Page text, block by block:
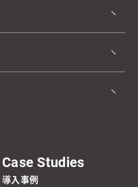
Case Studies
導入事例